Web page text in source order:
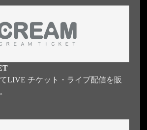
LIVE チケット・ライブ配信を販